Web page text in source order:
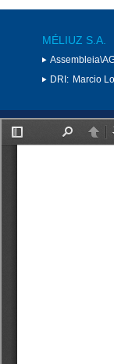
MÉLIUZ S.A.
DRI: Marcio